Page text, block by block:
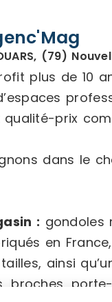
(79)
plus de 10
prix
dans le
: gondoles
en
ainsi
broches,